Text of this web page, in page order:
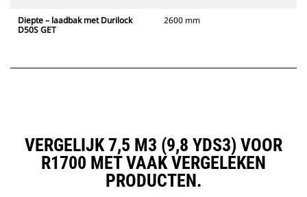
Diepte – laadbak met Durilock
D50S GET
2600 mm
VERGELIJK 7,5 M3 (9,8 YDS3) VOOR
R1700 MET VAAK VERGELEKEN
PRODUCTEN.